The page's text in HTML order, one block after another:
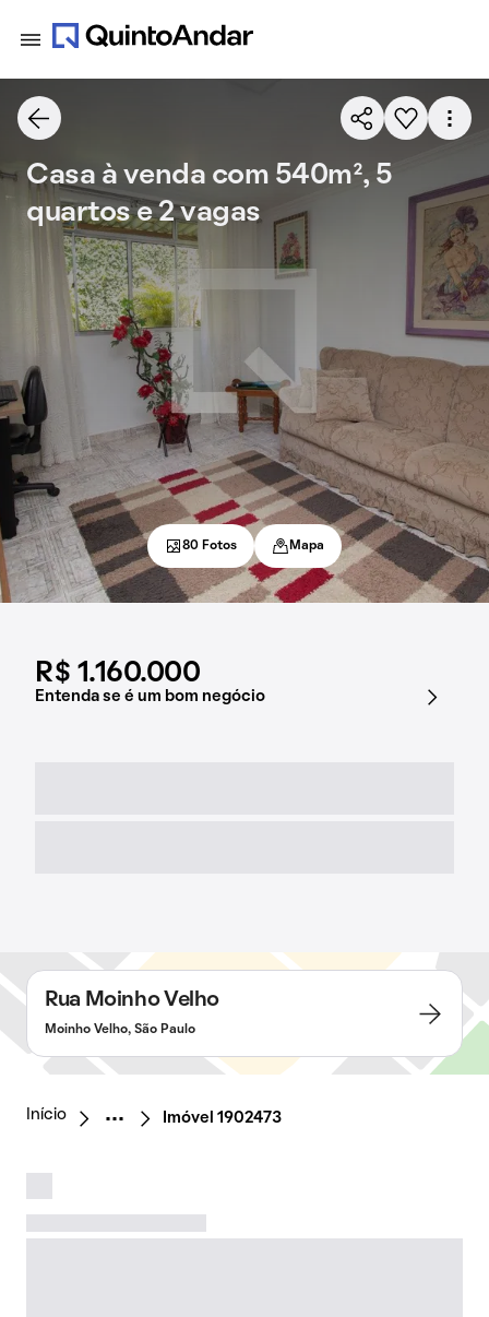
R$ 1.160.000
Entenda se é um bom negócio
Casa à venda com 540m², 5
quartos e 2 vagas
80 Fotos Mapa
Rua Moinho Velho
Moinho Velho, São Paulo
Início Imóvel 1902473